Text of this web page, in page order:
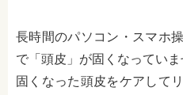
長時間のパソコン・スマホ
で「頭皮」が固くなっていま
固くなった頭皮をケアして